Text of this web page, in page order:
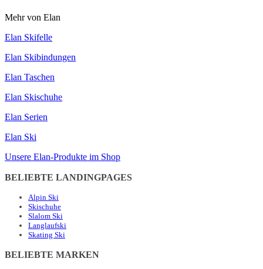
Mehr von Elan
Elan Skifelle
Elan Skibindungen
Elan Taschen
Elan Skischuhe
Elan Serien
Elan Ski
Unsere Elan-Produkte im Shop
BELIEBTE LANDINGPAGES
Alpin Ski
Skischuhe
Slalom Ski
Langlaufski
Skating Ski
BELIEBTE MARKEN